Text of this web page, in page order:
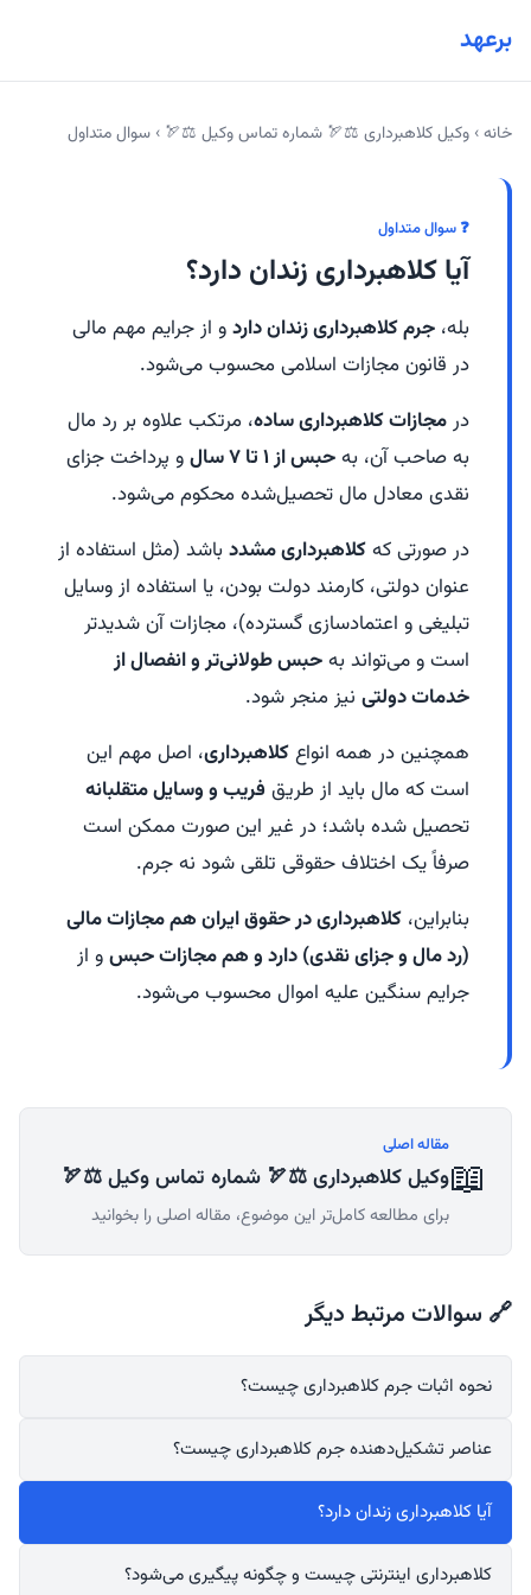
برعهد
خانه› وکیل کلاهبرداری ⚖️🏹 شماره تماس وکیل ⚖️🏹 › سوال متداول
❓ سوال متداول
آیا کلاهبرداری زندان دارد؟
بله، جرم کلاهبرداری زندان داردو از جرایم مهم مالی
در قانون مجازات اسلامی محسوب می‌شود.
در مجازات کلاهبرداری ساده، مرتکب علاوه بر رد مال
به صاحب آن، بهحبس از ۱ تا ۷ سال
و پرداخت جزای
نقدی معادل مال تحصیل‌شده محکوم می‌شود.
در صورتی کهکلاهبرداری مشددباشد (مثل استفاده از
عنوان دولتی، کارمند دولت بودن، یا استفاده از وسایل
تبلیغی و اعتمادسازی گسترده)، مجازات آن شدیدتر
است و می‌تواند بهحبس طولانی‌تر و انفصال از
خدمات دولتی نیز منجر شود.
همچنین در همه انواعکلاهبرداری، اصل مهم این
است که مال باید از طریق فریب و وسایل متقلبانه
تحصیل شده باشد؛ در غیر این صورت ممکن است
صرفاً یک اختلاف حقوقی تلقی شود نه جرم.
بنابراین، کلاهبرداری در حقوق ایران هم مجازات مالی
(رد مال و جزای نقدی) دارد و هم مجازات حبسو از
جرایم سنگین علیه اموال محسوب می‌شود.
📖
مقاله اصلی
وکیل کلاهبرداری ⚖️🏹 شماره تماس وکیل ⚖️🏹
برای مطالعه کامل‌تر این موضوع، مقاله اصلی را بخوانید
🔗 سوالات مرتبط دیگر
نحوه اثبات جرم کلاهبرداری چیست؟
عناصر تشکیل‌دهنده جرم کلاهبرداری چیست؟
آیا کلاهبرداری زندان دارد؟
کلاهبرداری اینترنتی چیست و چگونه پیگیری می‌شود؟